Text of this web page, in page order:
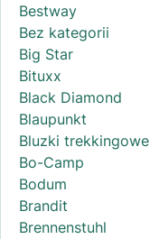
Bestway
Bez kategorii
Big Star
Bituxx
Black Diamond
Blaupunkt
Bluzki trekkingowe
Bo-Camp
Bodum
Brandit
Brennenstuhl